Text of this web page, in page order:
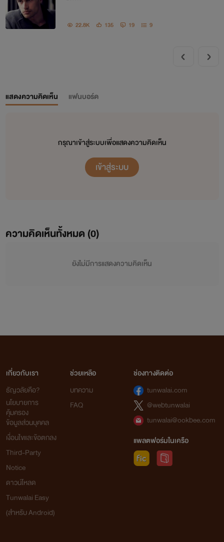
22.8K 135 19 9
แสดงความคิดเห็น แฟนบอร์ด
กรุณาเข้าสู่ระบบเพื่อแสดงความคิดเห็น
เข้าสู่ระบบ
ความคิดเห็นทั้งหมด (0)
ยังไม่มีการแสดงความคิดเห็น
เกี่ยวกับเรา
ธัญวลัยคือ?
นโยบายการ
คุ้มครอง
ข้อมูลส่วนบุคคล
เงื่อนไขและข้อตกลง
Third-Party
Notice
ดาวน์โหลด
Tunwalai Easy
(สำหรับ Android)
ช่วยเหลือ
บทความ
FAQ
ช่องทางติดต่อ
tunwalai.com
@webtunwalai
tunwalai@ookbee.com
แพลตฟอร์มในเครือ